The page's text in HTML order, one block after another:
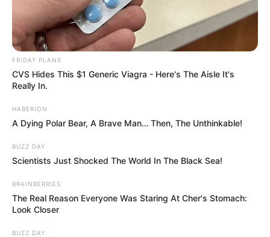
FRIDAY PLANS
CVS Hides This $1 Generic Viagra - Here's The Aisle It's
Really In.
HABERION
A Dying Polar Bear, A Brave Man… Then, The Unthinkable!
BUZZ DAY
Scientists Just Shocked The World In The Black Sea!
BRAINBERRIES
The Real Reason Everyone Was Staring At Cher's Stomach:
Look Closer
BUZZ DAY